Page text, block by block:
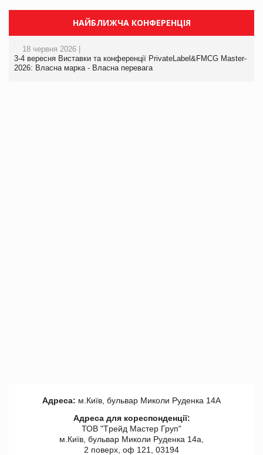
НАЙБЛИЖЧА КОНФЕРЕНЦІЯ
18 червня 2026 |
3-4 вересня Виставки та конференції PrivateLabel&FMCG Master-
2026: Власна марка - Власна перевага
Адреса: м.Київ, бульвар Миколи Руденка 14А
Адреса для кореспонденції:
ТОВ "Tрейд Мастер Груп"
м.Київ, бульвар Миколи Руденка 14а,
2 поверх, оф 121, 03194